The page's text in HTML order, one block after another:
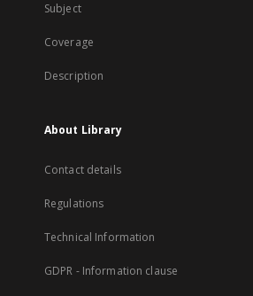
Subject
Coverage
Description
About Library
Contact details
Regulations
Technical Information
GDPR - Information clause